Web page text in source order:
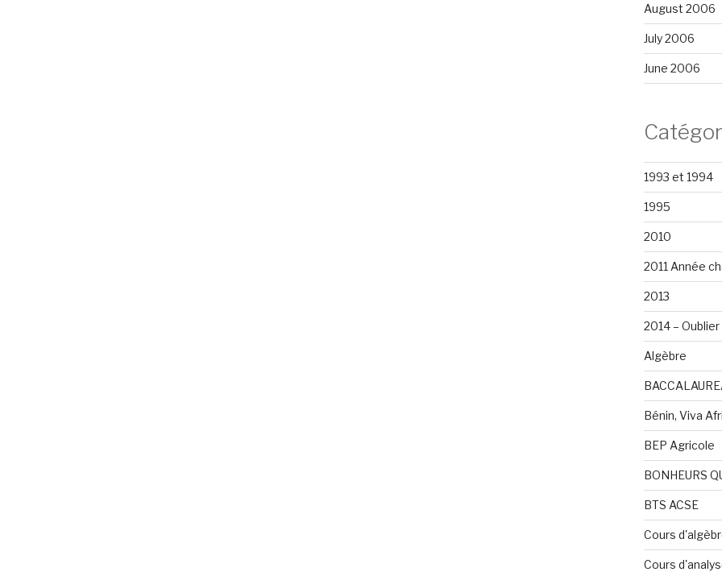
August 2006
July 2006
June 2006
1993 et 1994
1995
2010
2011 Année
2013
2014 –
Algèbre
Bénin, Viva
BEP Agricole
BONHEURS
BTS ACSE
Cours
Cours